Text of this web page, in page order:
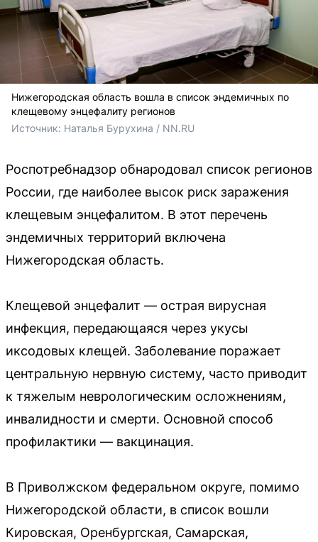
Нижегородская область вошла в список эндемичных по
клещевому энцефалиту регионов
Источник: Наталья Бурухина / NN.RU
Роспотребнадзор обнародовал список регионов
России, где наиболее высок риск заражения
клещевым энцефалитом. В этот перечень
эндемичных территорий включена
Нижегородская область.
Клещевой энцефалит — острая вирусная
инфекция, передающаяся через укусы
иксодовых клещей. Заболевание поражает
центральную нервную систему, часто приводит
к тяжелым неврологическим осложнениям,
инвалидности и смерти. Основной способ
профилактики — вакцинация.
В Приволжском федеральном округе, помимо
Нижегородской области, в список вошли
Кировская, Оренбургская, Самарская,